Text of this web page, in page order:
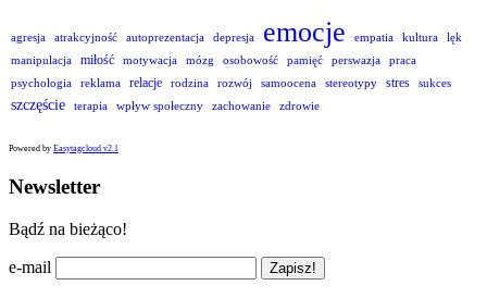
agresja atrakcyjność autoprezentacja depresja emocje empatia kultura
lęk
manipulacja
miłość motywacja mózg osobowość pamięć perswazja
praca
psychologia
reklama relacje rodzina rozwój samoocena stereotypy stres sukces
szczęście terapia wpływ społeczny zachowanie zdrowie
Powered by Easytagcloud v2.1
Newsletter
Bądź na bieżąco!
e-mail